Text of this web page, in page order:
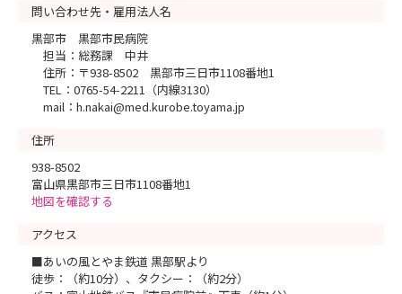
問い合わせ先・雇用法人名
黒部市 黒部市民病院
担当：総務課 中井
住所：〒938-8502 黒部市三日市1108番地1
TEL：0765-54-2211（内線3130）
mail：h.nakai@med.kurobe.toyama.jp
住所
938-8502
富山県黒部市三日市1108番地1
地図を確認する
アクセス
■あいの風とやま鉄道 黒部駅より
徒歩：（約10分）、タクシー：（約2分）